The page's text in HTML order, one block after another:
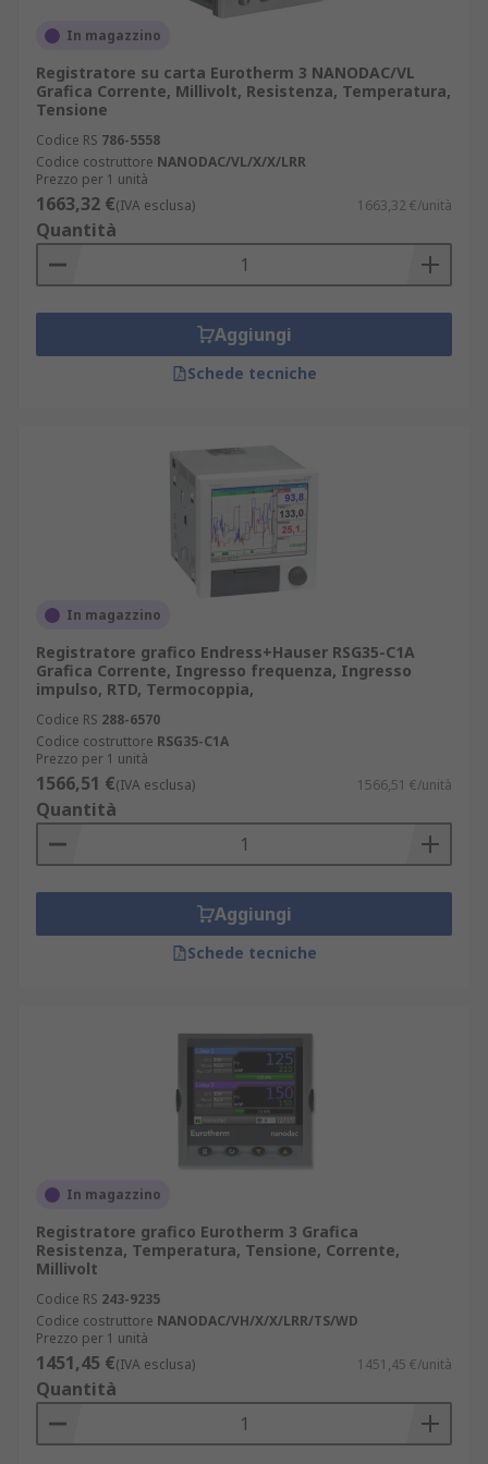
I registratori grafici si trovano negli impianti di
produzione, dove tengono traccia di variabili
quali:
temperatura
pressione
flusso
ph
umidità
diagnostica
analisi statistica
In magazzino
Registratore su carta Eurotherm 3 NANODAC/VL
Grafica Corrente, Millivolt, Resistenza, Temperatura,
Tensione
Codice RS 786-5558
Codice costruttore NANODAC/VL/X/X/LRR
Prezzo per 1 unità
1663,32 €(IVA esclusa) 1663,32 €/unità
Quantità
Aggiungi
Schede tecniche
In magazzino
Registratore grafico Endress+Hauser RSG35-C1A
Grafica Corrente, Ingresso frequenza, Ingresso
impulso, RTD, Termocoppia,
Codice RS 288-6570
Codice costruttore RSG35-C1A
Prezzo per 1 unità
1566,51 €(IVA esclusa) 1566,51 €/unità
Quantità
Aggiungi
Schede tecniche
In magazzino
Registratore grafico Eurotherm 3 Grafica
Resistenza, Temperatura, Tensione, Corrente,
Millivolt
Codice RS 243-9235
Codice costruttore NANODAC/VH/X/X/LRR/TS/WD
Prezzo per 1 unità
1451,45 €(IVA esclusa) 1451,45 €/unità
Quantità